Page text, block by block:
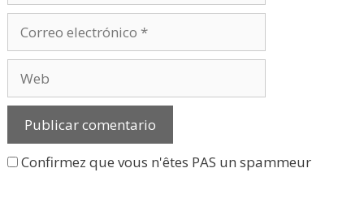
electrónico
Confirmez que vous n'êtes PAS un spammeur